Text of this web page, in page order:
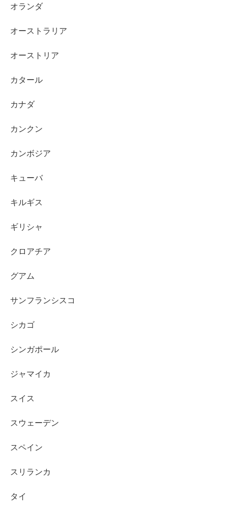
オランダ
オーストラリア
オーストリア
カタール
カナダ
カンクン
カンボジア
キューバ
キルギス
ギリシャ
クロアチア
グアム
サンフランシスコ
シカゴ
シンガポール
ジャマイカ
スイス
スウェーデン
スペイン
スリランカ
タイ